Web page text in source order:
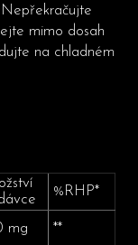
mimo dosah
na chladném
%RHP*
mg
**